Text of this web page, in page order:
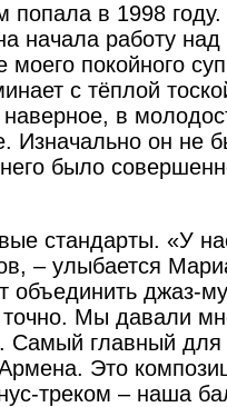
в 1998 году.
начала работу над
покойного
с тёплой
в
Изначально он не
было
стандарты. «У
– улыбается
объединить джаз-
Мы давали
Самый главный для
Это
треком – наша